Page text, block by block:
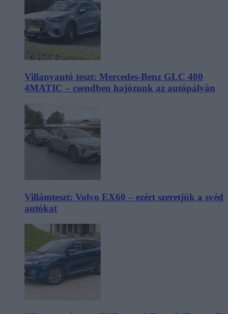
Villanyautó teszt: Mercedes-Benz GLC 400
4MATIC – csendben hajózunk az autópályán
Villámteszt: Volvo EX60 – ezért szeretjük a svéd
autókat